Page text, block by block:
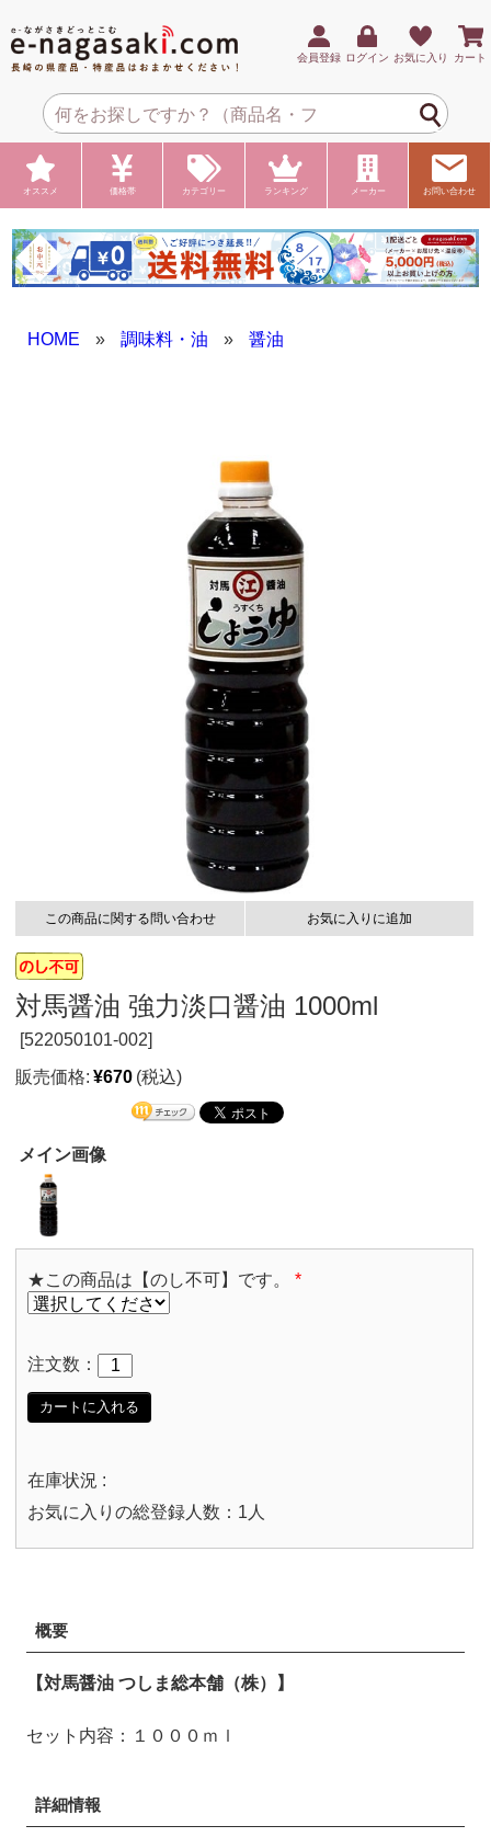
会員登録 ログイン お気に入り カート
オススメ 価格帯 カテゴリー ランキング メーカー お問い合わせ
HOME » 調味料・油 » 醤油
この商品に関する問い合わせ お気に入りに追加
対馬醤油 強力淡口醤油 1000ml
[522050101-002]
販売価格: ¥670 (税込)
メイン画像
★この商品は【のし不可】です。 *
注文数：
カートに入れる
在庫状況 :
お気に入りの総登録人数：1人
概要
【対馬醤油 つしま総本舗（株）】
セット内容：１０００ｍｌ
詳細情報